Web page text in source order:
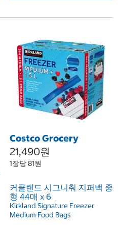
Costco Grocery
21,490원
1장당 81원
커클랜드 시그니춰 지퍼백 중
형 44매 x 6
Kirkland Signature Freezer
Medium Food Bags